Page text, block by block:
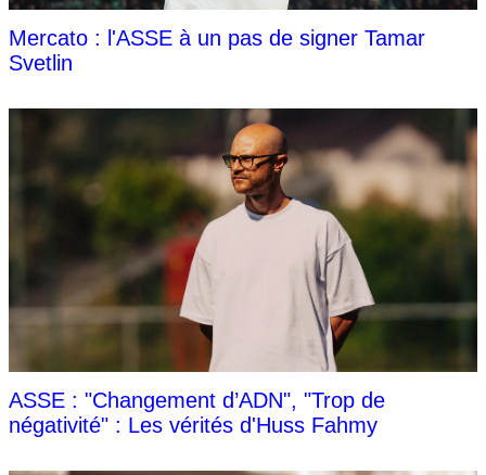
Mercato : l'ASSE à un pas de signer Tamar
Svetlin
ASSE : "Changement d’ADN", "Trop de
négativité" : Les vérités d'Huss Fahmy